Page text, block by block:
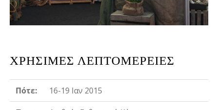
ΧΡΉΣΙΜΕΣ ΛΕΠΤΟΜΈΡΕΙΕΣ
Πότε: 16-19 Ιαν 2015